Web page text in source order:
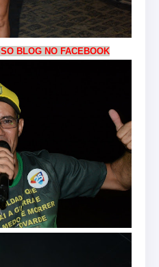
BLOG NO FACEBOOK